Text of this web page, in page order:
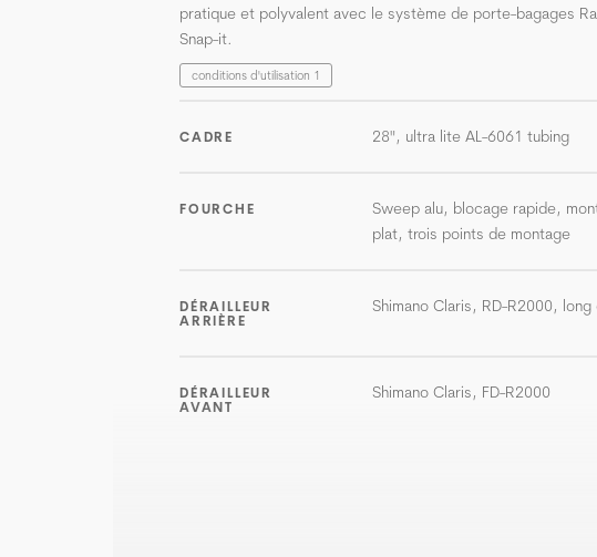
pratique et polyvalent avec le système de porte-bagages
Snap-it.
conditions d'utilisation 1
CADRE 28", ultra lite AL-6061 tubing
FOURCHE
Sweep alu, blocage rapide,
plat, trois points de montage
DÉRAILLEUR
ARRIÈRE
Shimano Claris, RD-R2000, long
DÉRAILLEUR
AVANT
Shimano Claris, FD-R2000